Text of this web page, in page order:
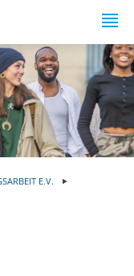
E.V.